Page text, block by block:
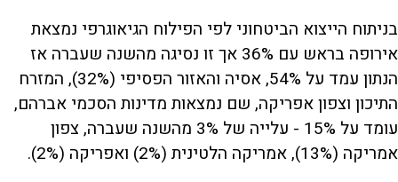
בניתוח הייצוא הביטחוני לפי הפילוח הגיאוגרפי נמצאת
אירופה בראש עם 36% אך זו נסיגה מהשנה שעברה אז
הנתון עמד על 54%, אסיה והאזור הפסיפי (32%), המזרח
התיכון וצפון אפריקה, שם נמצאות מדינות הסכמי אברהם,
עומד על 15% - עלייה של 3% מהשנה שעברה, צפון
אמריקה (13%), אמריקה הלטינית (2%) ואפריקה (2%).